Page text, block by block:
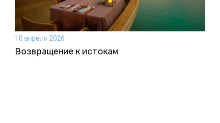
10 апреля 2026
Возвращение к истокам